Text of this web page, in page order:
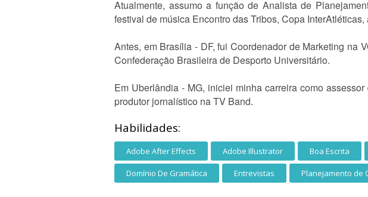
Atualmente, assumo a função de Analista de
festival de música Encontro das Tribos, Copa
Antes, em Brasília - DF, fui Coordenador de Marketing na
Confederação Brasileira de Desporto Universitário.
Em Uberlândia - MG, iniciei minha carreira como
produtor jornalístico na TV Band.
Habilidades:
Adobe After Effects Adobe Illustrator Boa Escrita
Domínio De Gramática Entrevistas Planejamento de